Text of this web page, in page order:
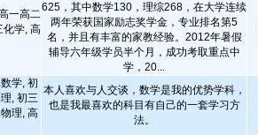
一高二
化学, 高
625，其中数学130，理综268，在大学连续
两年荣获国家励志奖学金，专业排名第5
名，并且有丰富的家教经验。2012年暑假
辅导六年级学员半个月，成功考取重点中
学，20...
学, 初
, 初三
理, 高
本人喜欢与人交谈，数学是我的优势学科，
也是我最喜欢的科目有自己的一套学习方
法。